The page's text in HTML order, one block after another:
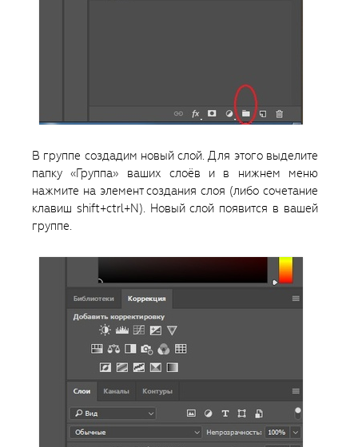
В группе создадим новый слой. Для этого выделите
папку «Группа» ваших слоёв и в нижнем меню
нажмите на элемент создания слоя (либо сочетание
клавиш shift+ctrl+N). Новый слой появится в вашей
группе.